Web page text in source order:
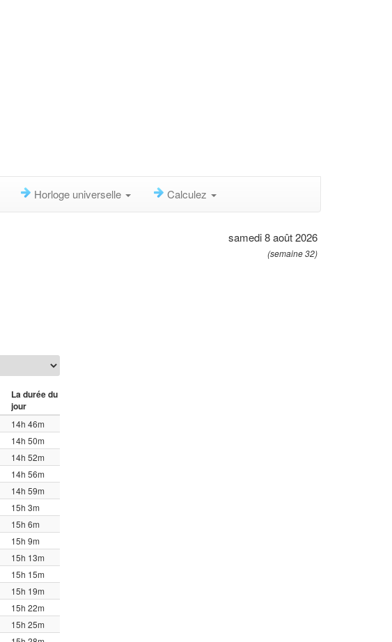
Horloge universelle Calculez
samedi 8 août 2026
(semaine 32)
La durée du
jour
14h 46m
14h 50m
14h 52m
14h 56m
14h 59m
15h 3m
15h 6m
15h 9m
15h 13m
15h 15m
15h 19m
15h 22m
15h 25m